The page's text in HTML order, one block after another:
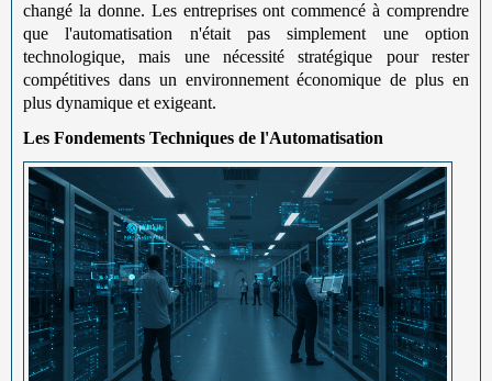
changé la donne. Les entreprises ont commencé à comprendre
que l'automatisation n'était pas simplement une option
technologique, mais une nécessité stratégique pour rester
compétitives dans un environnement économique de plus en
plus dynamique et exigeant.
Les Fondements Techniques de l'Automatisation